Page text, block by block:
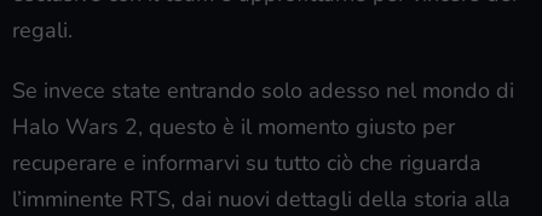
regali.
Se invece state entrando solo adesso nel mondo di
Halo Wars 2, questo è il momento giusto per
recuperare e informarvi su tutto ciò che riguarda
l’imminente RTS, dai nuovi dettagli della storia alla